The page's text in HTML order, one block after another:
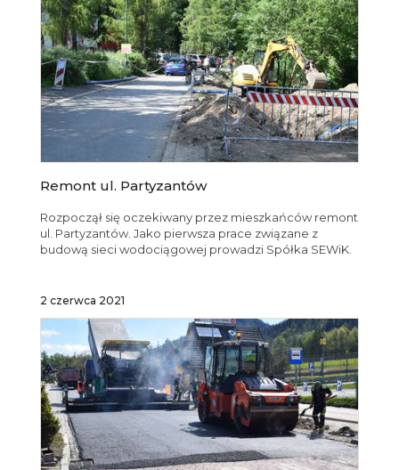
Remont ul. Partyzantów
Rozpoczął się oczekiwany przez mieszkańców remont
ul. Partyzantów. Jako pierwsza prace związane z
budową sieci wodociągowej prowadzi Spółka SEWiK.
2 czerwca 2021